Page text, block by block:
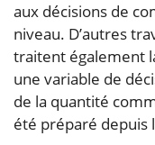
aux décisions de
niveau. D’autres
traitent également
une variable de
de la quantité
été préparé depuis